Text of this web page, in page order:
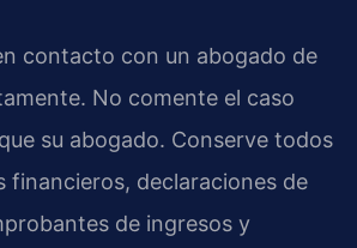
contacto con un abogado de
No comente el caso
su abogado. Conserve todos
financieros, declaraciones de
de ingresos y